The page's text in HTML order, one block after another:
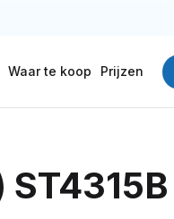
Waar te koop Prijzen